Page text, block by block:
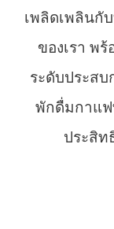
เพลิดเพลินกั
ของเรา พ
ระดับประส
พักดื่มกาแ
ประสิท